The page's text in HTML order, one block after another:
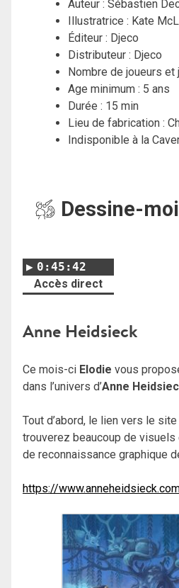
Auteur : Sébastien
Illustratrice : Kate
Éditeur : Djeco
Distributeur : Djeco
Nombre de joueurs et
Age minimum : 5 ans
Durée : 15 min
Lieu de fabrication :
Indisponible à la
Dessine-
0:45:42
Accès direct
Anne Heidsieck
Ce mois-ci Elodie vous
dans l’univers d’Anne
Tout d’abord, le lien vers le
trouverez beaucoup de
de reconnaissance graphique
https://